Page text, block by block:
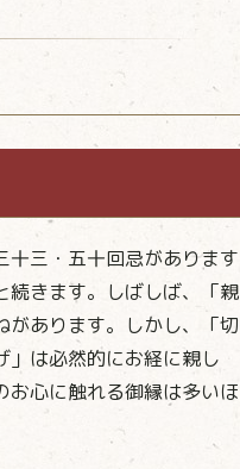
十三・五十回忌があります
続きます。しばしば、「親
があります。しかし、「切
」は必然的にお経に親し
お心に触れる御縁は多いほ